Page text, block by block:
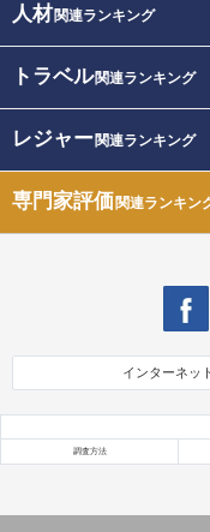
人材関連ランキング
トラベル関連ランキング
レジャー関連ランキング
専門家評価関連ランキン
インターネッ
調査方法